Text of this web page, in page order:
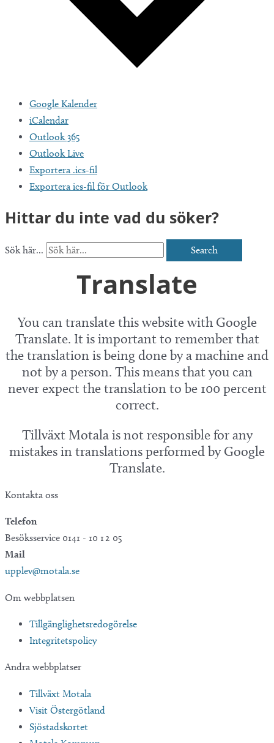
Google Kalender
iCalendar
Outlook 365
Outlook Live
Exportera .ics-fil
Exportera ics-fil för Outlook
Hittar du inte vad du söker?
Sök här... Search
Translate
You can translate this website with Google
Translate. It is important to remember that
the translation is being done by a machine and
not by a person. This means that you can
never expect the translation to be 100 percent
correct.
Tillväxt Motala is not responsible for any
mistakes in translations performed by Google
Translate.
Kontakta oss
Telefon
Besöksservice 0141 - 10 1 2 05
Mail
upplev@motala.se
Om webbplatsen
Tillgänglighetsredogörelse
Integritetspolicy
Andra webbplatser
Tillväxt Motala
Visit Östergötland
Sjöstadskortet